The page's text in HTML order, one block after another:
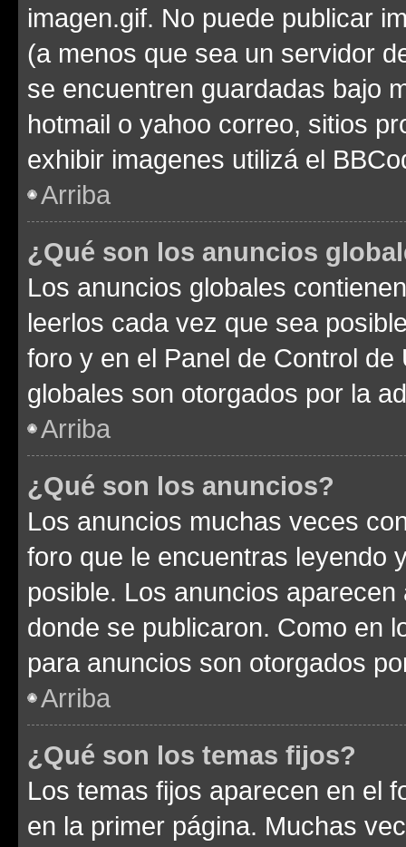
imagen.gif. No puede publicar
(a menos que sea un servidor
se encuentren guardadas bajo
hotmail o yahoo correo, sitios
exhibir imagenes utilizá el
Arriba
¿Qué son los anuncios
Los anuncios globales
leerlos cada vez que sea
foro y en el Panel de Control
globales son otorgados por la
Arriba
¿Qué son los anuncios?
Los anuncios muchas veces
foro que le encuentras leyendo
posible. Los anuncios
donde se publicaron. Como en
para anuncios son otorgados
Arriba
¿Qué son los temas fijos?
Los temas fijos aparecen en el
en la primer página. Muchas